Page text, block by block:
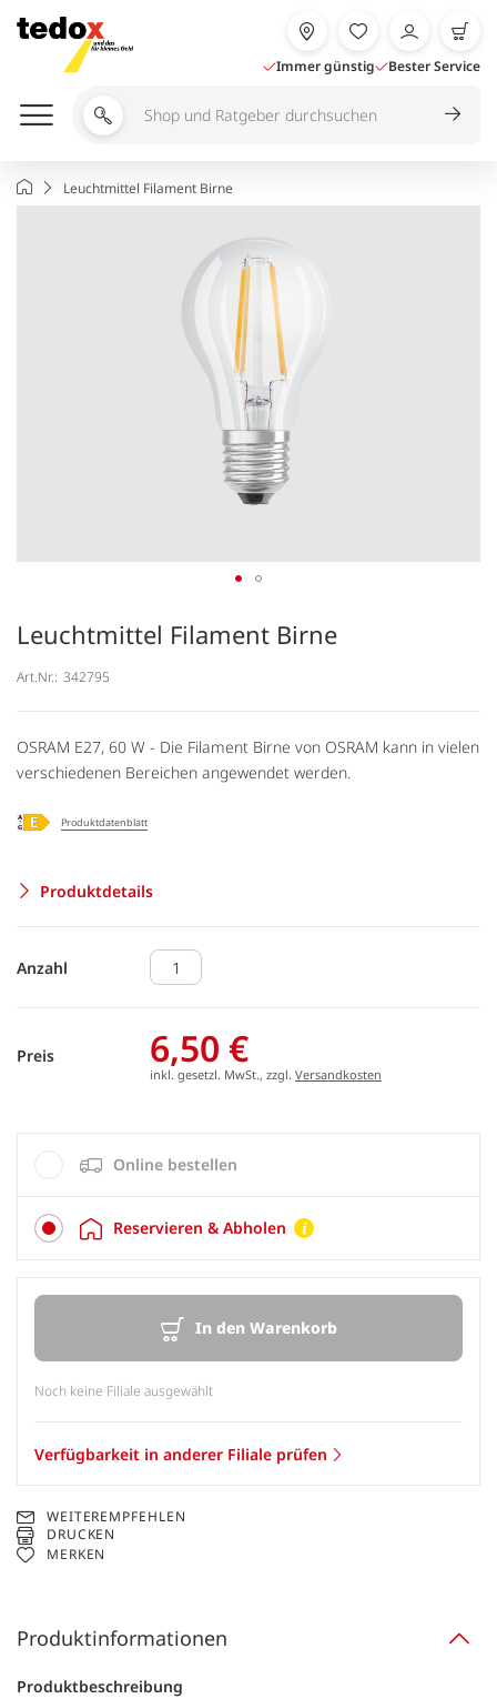
Inhalt
springen
Immer günstig Bester Service
Shop
durchsuchen
StartseiteLeuchtmittel Filament Birne
Leuchtmittel Filament Birne
Art.Nr.: 342795
OSRAM E27, 60 W - Die Filament Birne von OSRAM kann in vielen
verschiedenen Bereichen angewendet werden.
Produktdatenblatt
Produktdetails
Anzahl
Preis 6,50 €
inkl. gesetzl. MwSt., zzgl. Versandkosten
Online bestellen
Reservieren & Abholen
In den Warenkorb
Noch keine Filiale ausgewählt
Verfügbarkeit in anderer Filiale prüfen
WEITEREMPFEHLEN
DRUCKEN
MERKEN
Produktinformationen
Produktbeschreibung